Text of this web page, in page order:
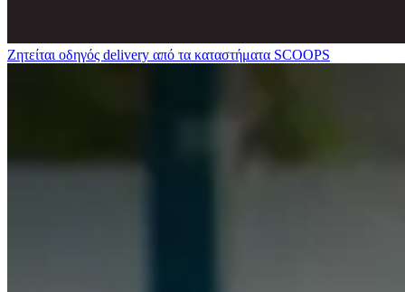
Ζητείται οδηγός delivery από τα καταστήματα SCOOPS